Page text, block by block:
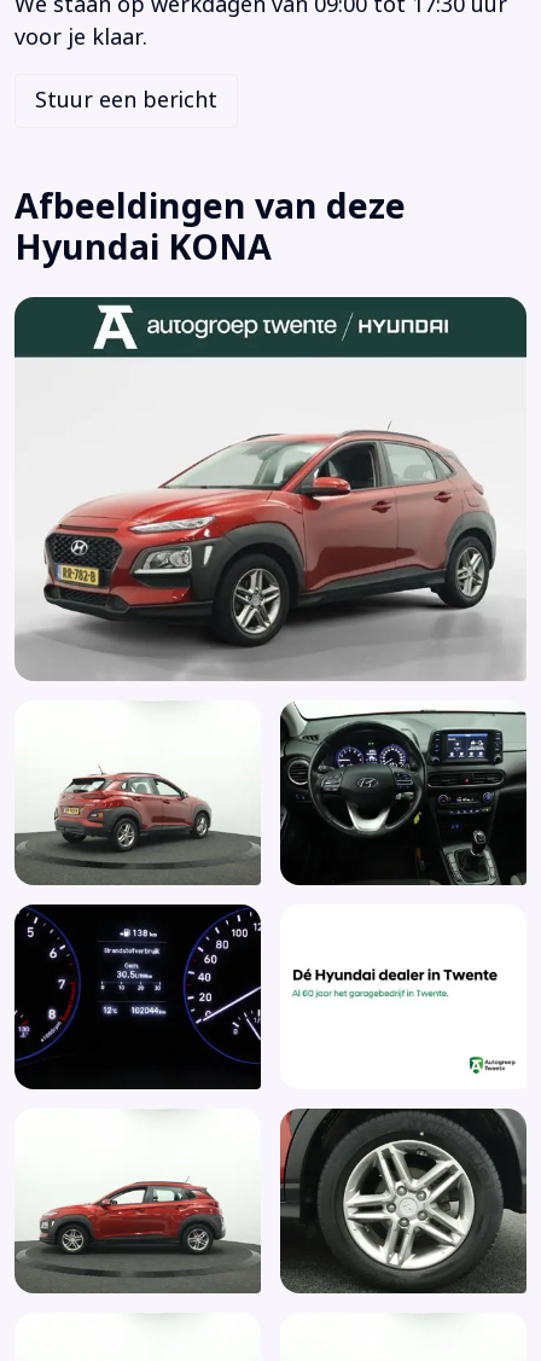
Keyless start
Knie airbag(s)
Lichtmetalen velgen 16"
Parkeersensor achter
Passagiersairbag
Rijstrooksensor
Stuurbekrachtiging
voor je klaar.
Stuur een bericht
Afbeeldingen van deze
Hyundai KONA